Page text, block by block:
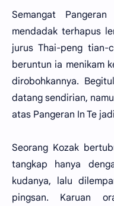
Semangat
mendadak terhapus
jurus Thai-peng tian-
beruntun ia menikam
dirobohkannya.
datang sendirian,
atas Pangeran In Te
Seorang Kozak
tangkap hanya
kudanya, lalu
pingsan. Karuan